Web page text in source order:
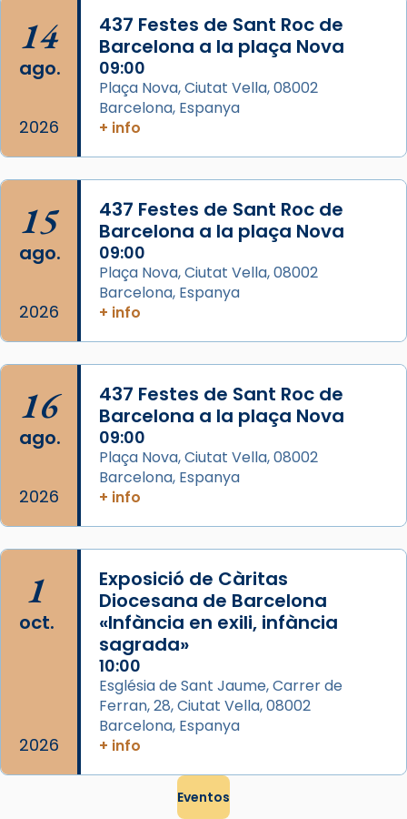
Jaume, fill de Zebedeu, és juntament amb el
seu germà Joan i Pere un dels que
acompanyava més de prop Jesús.
Segons el llibre dels Fets (12,2) fou el primer
apòstol màrtir, decapitat a Jerusalem per
Herodes Agripa (vers l'any 44).
Regnes castellans i més tard de tota
Espanya.
El seu sepulcre a Compostela fou un g
Foto
14
ago.
2026
437 Festes de Sant Roc de
Barcelona a la plaça Nova
09:00
Plaça Nova, Ciutat Vella, 08002
Barcelona, Espanya
+ info
15
ago.
2026
437 Festes de Sant Roc de
Barcelona a la plaça Nova
09:00
Plaça Nova, Ciutat Vella, 08002
Barcelona, Espanya
+ info
16
ago.
2026
437 Festes de Sant Roc de
Barcelona a la plaça Nova
09:00
Plaça Nova, Ciutat Vella, 08002
Barcelona, Espanya
+ info
1
oct.
2026
Exposició de Càritas
Diocesana de Barcelona
«Infància en exili, infància
sagrada»
10:00
Església de Sant Jaume, Carrer de
Ferran, 28, Ciutat Vella, 08002
Barcelona, Espanya
+ info
Eventos